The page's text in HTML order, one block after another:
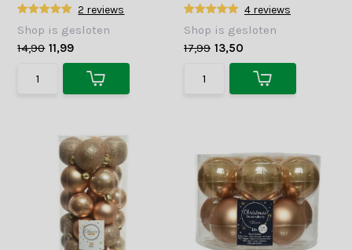
2 reviews
Shop is gesloten
14,90 11,99
4 reviews
Shop is gesloten
17,99 13,50